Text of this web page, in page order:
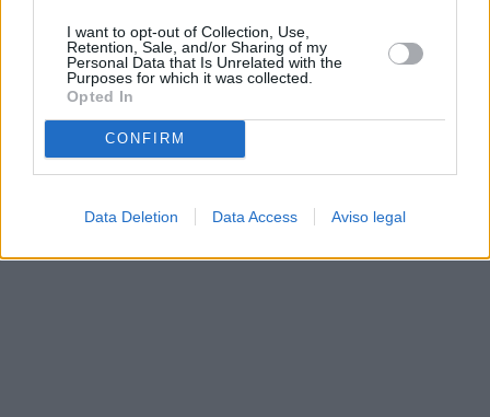
I want to opt-out of Collection, Use,
Retention, Sale, and/or Sharing of my
Personal Data that Is Unrelated with the
Purposes for which it was collected.
Opted In
CONFIRM
Data Deletion Data Access Aviso legal